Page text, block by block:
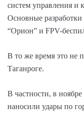
систем управления и
Основные
“Орион” и FPV-
В то же время это не
Таганроге.
В частности, в
наносили удары по